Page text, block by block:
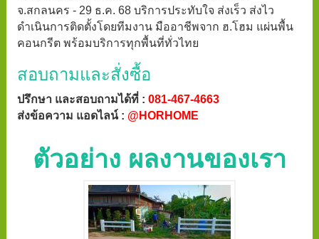
จ.สกลนคร - 29 ธ.ค. 68 บริการประทับใจ ส่งเร็ว ส่งไว
ดำเนินการติดตั้งโดยทีมงาน มืออาชีพจาก ฮ.โฮม แผ่นพื้น
คอนกรีต พร้อมบริการทุกพื้นที่ทั่วไทย
สอบถามและสั่งซื้อ
ปรึกษา และสอบถามได้ที่ : 081-467-4663
ส่งข้อความ แอดไลน์ : @HORHOME
ตัวอย่าง ผลงานของเรา